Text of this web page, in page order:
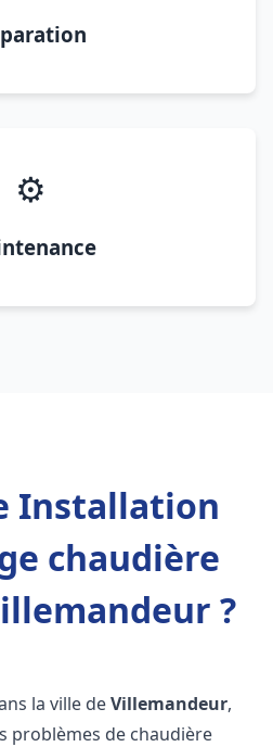
⚙️
Installation
chaudière
?
la ville deVillemandeur,
problèmes de chaudière